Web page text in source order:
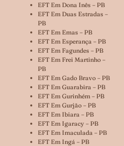
EFT Em Dona Inês – PB
EFT Em Duas Estradas –
PB
EFT Em Emas – PB
EFT Em Esperança – PB
EFT Em Fagundes – PB
EFT Em Frei Martinho –
PB
EFT Em Gado Bravo – PB
EFT Em Guarabira – PB
EFT Em Gurinhém – PB
EFT Em Gurjão – PB
EFT Em Ibiara – PB
EFT Em Igaracy – PB
EFT Em Imaculada – PB
EFT Em Ingá – PB